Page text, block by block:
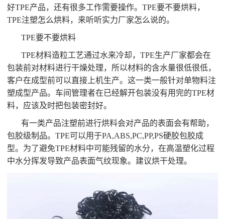
好TPE产品，还有很多工作需要操作。TPE要不要烘料，
TPE注塑怎么烘料，来听听实力厂家怎么说的。
TPE要不要烘料
TPE材料造粒工艺通过水来冷却，TPE生产厂家都会在
包装前对材料进行干燥处理，所以材料的含水量很低很低，
客户在成型前可以直接上机生产。这一类一般针对单物料注
塑成型产品。车间管理者在已经解开包装没有用完的TPE材
料，应该及时把包装密封好。
有一类产品注塑前进行烘料会对产品的表面会有帮助，
包胶级制品。TPE可以用于PA,ABS,PC,PP,PS硬胶包胶成
型。为了避免TPE材料中可能残留的水分，在高温塑化过程
中水分挥发导致产品表面气纹现象。建议烘干处理。